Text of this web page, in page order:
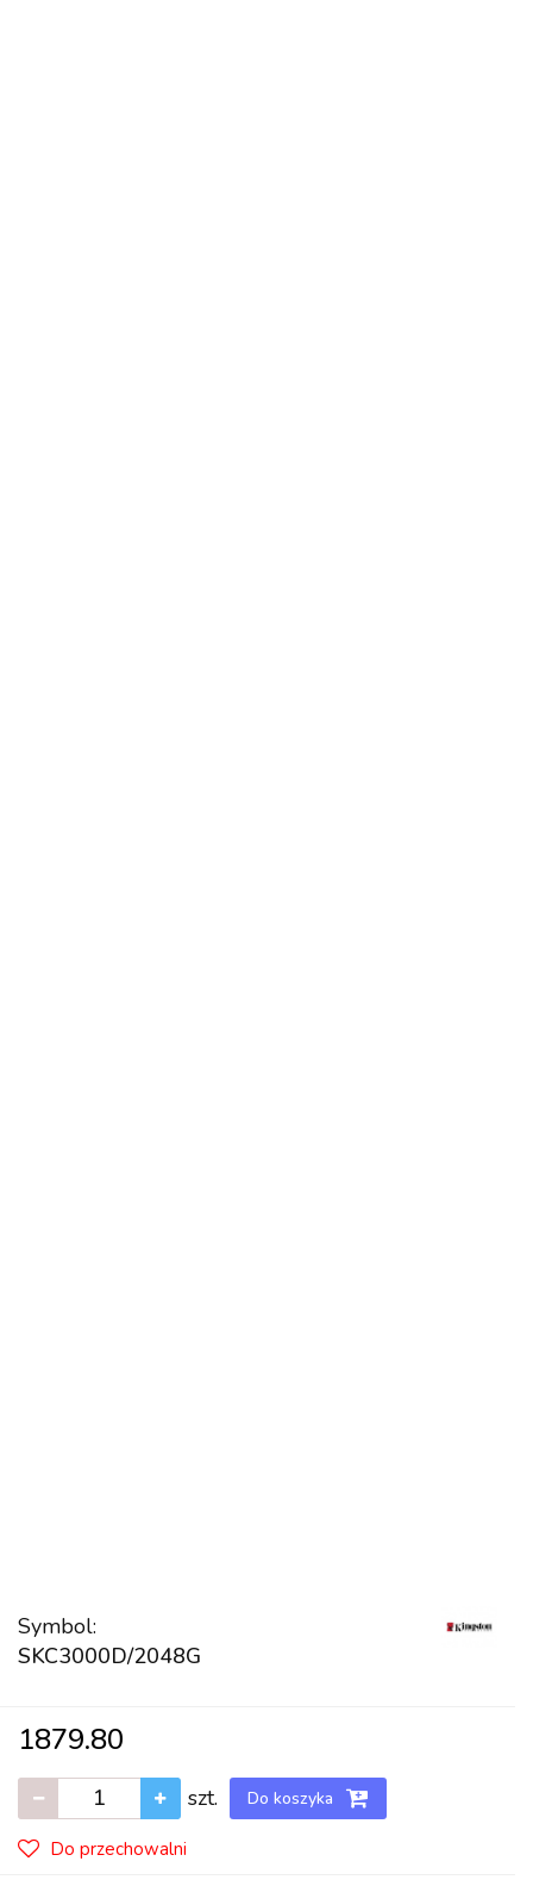
Symbol:
SKC3000D/2048G
1879.80
szt. Do koszyka
Do przechowalni